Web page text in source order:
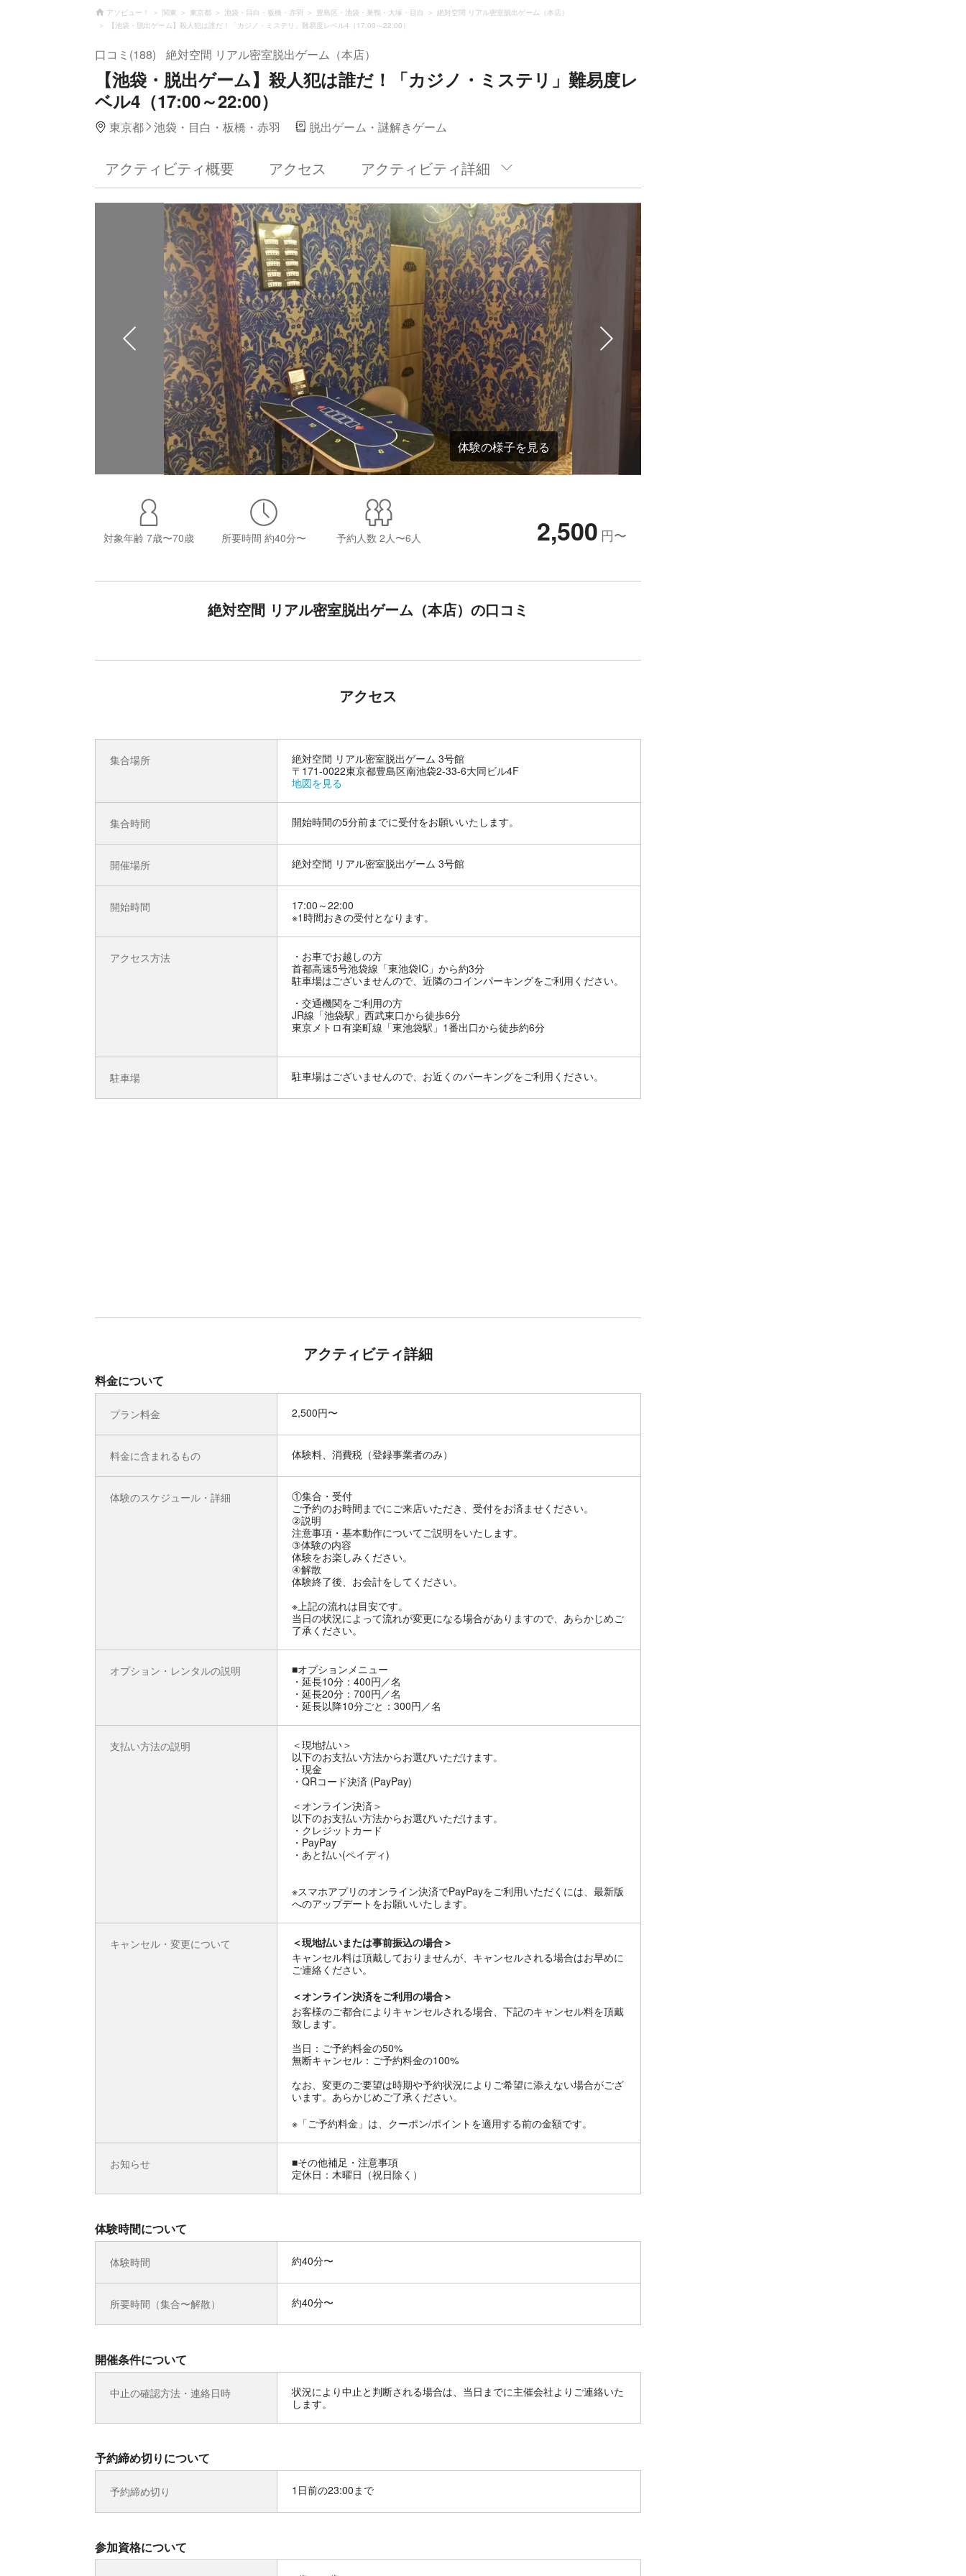
アソビュー！ 関東 東京都 池袋・目白・板橋・赤羽 豊島区・池袋・巣鴨・大塚・目白
絶対空間 リアル密室脱出ゲーム（本店）
【池袋・脱出ゲーム】殺人犯は誰だ！「カジノ・ミステリ」難易度レベル4（17:00～22:00）
口コミ(188) 絶対空間 リアル密室脱出ゲーム（本店）
【池袋・脱出ゲーム】殺人犯は誰だ！「カジノ・ミステリ」難易度レ
ベル4（17:00～22:00）
東京都 池袋・目白・板橋・赤羽 脱出ゲーム・謎解きゲーム
アクティビティ概要 アクセス アクティビティ詳細
体験の様子を見る
対象年齢 7歳〜70歳 所要時間 約40分〜 予約人数 2人〜6人 2,500 円〜
絶対空間 リアル密室脱出ゲーム（本店）の口コミ
アクセス
集合場所
絶対空間 リアル密室脱出ゲーム 3号館
〒171-0022東京都豊島区南池袋2-33-6大同ビル4F
地図を見る
集合時間 開始時間の5分前までに受付をお願いいたします。
開催場所 絶対空間 リアル密室脱出ゲーム 3号館
開始時間
17:00～22:00
※1時間おきの受付となります。
アクセス方法
お車でお越しの方
首都高速5号池袋線「東池袋IC」から約3分
駐車場はございませんので、近隣のコインパーキングをご利用ください。
交通機関をご利用の方
JR線「池袋駅」西武東口から徒歩6分
東京メトロ有楽町線「東池袋駅」1番出口から徒歩約6分
駐車場 駐車場はございませんので、お近くのパーキングをご利用ください。
アクティビティ詳細
料金について
プラン料金 2,500円〜
料金に含まれるもの 体験料、消費税（登録事業者のみ）
体験のスケジュール・詳細
①集合・受付
ご予約のお時間までにご来店いただき、受付をお済ませください。
②説明
注意事項・基本動作についてご説明をいたします。
③体験の内容
体験をお楽しみください。
④解散
体験終了後、お会計をしてください。
※上記の流れは目安です。
当日の状況によって流れが変更になる場合がありますので、あらかじめご
了承ください。
オプション・レンタルの説明
■オプションメニュー
・延長10分：400円／名
・延長20分：700円／名
・延長以降10分ごと：300円／名
支払い方法の説明
＜現地払い＞
以下のお支払い方法からお選びいただけます。
・現金
・QRコード決済 (PayPay)
＜オンライン決済＞
以下のお支払い方法からお選びいただけます。
・クレジットカード
・PayPay
・あと払い(ペイディ)
※スマホアプリのオンライン決済でPayPayをご利用いただくには、最新版
へのアップデートをお願いいたします。
キャンセル・変更について
＜現地払いまたは事前振込の場合＞
キャンセル料は頂戴しておりませんが、キャンセルされる場合はお早めに
ご連絡ください。
＜オンライン決済をご利用の場合＞
お客様のご都合によりキャンセルされる場合、下記のキャンセル料を頂戴
致します。
当日：ご予約料金の50%
無断キャンセル：ご予約料金の100%
なお、変更のご要望は時期や予約状況によりご希望に添えない場合がござ
います。あらかじめご了承ください。
※「ご予約料金」は、クーポン/ポイントを適用する前の金額です。
お知らせ
■その他補足・注意事項
定休日：木曜日（祝日除く）
体験時間について
体験時間 約40分〜
所要時間（集合〜解散） 約40分〜
開催条件について
中止の確認方法・連絡日時
状況により中止と判断される場合は、当日までに主催会社よりご連絡いた
します。
予約締め切りについて
予約締め切り 1日前の23:00まで
参加資格について